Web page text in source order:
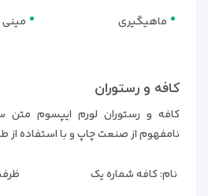
ماهیگیری
کافه و رستوران
کافه و رستوران لورم ایپسوم متن
نامفهوم از صنعت چاپ و با استفاده از
نام:کافه شماره یک